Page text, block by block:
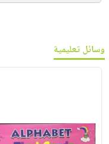
وسائل تعليمية